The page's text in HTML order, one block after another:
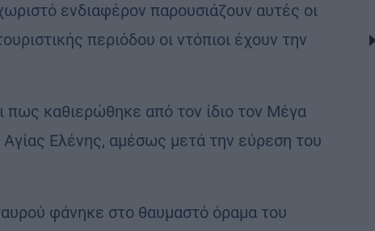
ενδιαφέρον παρουσιάζουν αυτές οι
περιόδου οι ντόπιοι έχουν την
πως καθιερώθηκε από τον ίδιο τον Μέγα
Ελένης, αμέσως μετά την εύρεση του
φάνηκε στο θαυμαστό όραμα του